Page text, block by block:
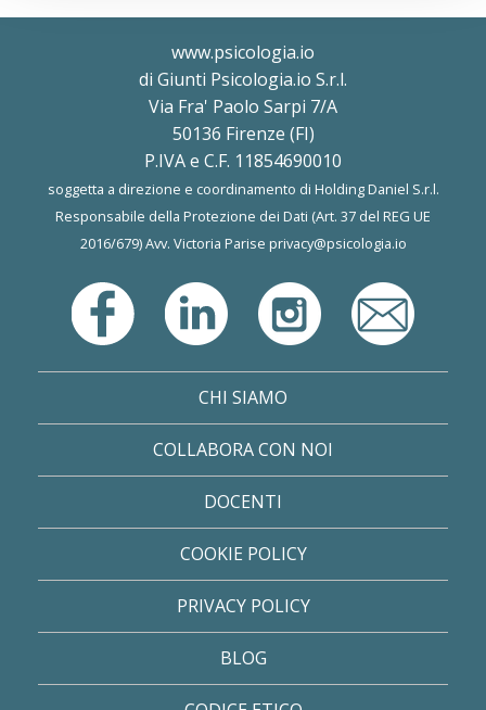
www.psicologia.io
di Giunti Psicologia.io S.r.l.
Via Fra' Paolo Sarpi 7/A
50136 Firenze (FI)
P.IVA e C.F. 11854690010
soggetta a direzione e coordinamento di Holding Daniel S.r.l.
Responsabile della Protezione dei Dati (Art. 37 del REG UE
2016/679) Avv. Victoria Parise privacy@psicologia.io
CHI SIAMO
COLLABORA CON NOI
DOCENTI
COOKIE POLICY
PRIVACY POLICY
BLOG